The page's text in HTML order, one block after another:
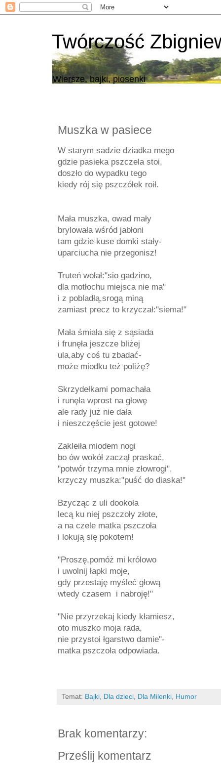
Twórczość
Wiersze, bajki, piosenki
Muszka w pasiece
W starym sadzie dziadka mego
gdzie pasieka pszczela stoi,
doszło do wypadku tego
kiedy rój się pszczółek roił.
Mała muszka, owad mały
brylowała wśród jabłoni
tam gdzie kuse domki stały-
uparciucha nie przegonisz!
Truteń wołał:"sio gadzino,
dla motłochu miejsca nie ma"
i z pobladłą,srogą miną
zamiast precz to krzyczał:"siema!"
Mała śmiała się z sąsiada
i frunęła jeszcze bliżej
ula,aby coś tu zbadać-
może miodku też poliżę?
Skrzydełkami pomachała
i runęła wprost na głowę
ale rady już nie dała
i nieszczęście jest gotowe!
Zakleiła miodem nogi
bo ów wokół zaczął praskać,
"potwór trzyma mnie złowrogi",
krzyczy muszka:"puść do diaska!"
Bzycząc z uli dookoła
lecą ku niej pszczoły złote,
a na czele matka pszczoła
i lokują się pokotem!
"Proszę,pomóż mi królowo
i uwolnij łapki moje,
gdy przestaję myśleć głową
wtedy czasem i nabroję!"
"Nie przyrzekaj kiedy kłamiesz,
oto muszko moja rada,
nie przystoi łgarstwo damie"-
matka pszczoła odpowiada.
Temat: Bajki Dla dzieci Dla Milenki Humor
Brak komentarzy:
Prześlij komentarz